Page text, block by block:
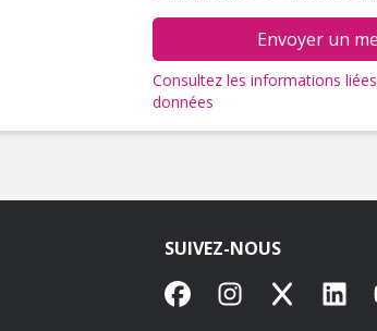
Envoyer un
Consultez les informations
données
SUIVEZ-NOUS
FacebookInstagram
X